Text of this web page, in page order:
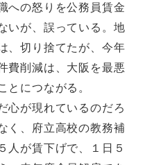
への怒りを公務員賃金
いが、誤っている。地
、切り捨てたが、今年
費削減は、大阪を最悪
とにつながる。
心が現れているのだろ
く、府立高校の教務補
人が賃下げで、１日５